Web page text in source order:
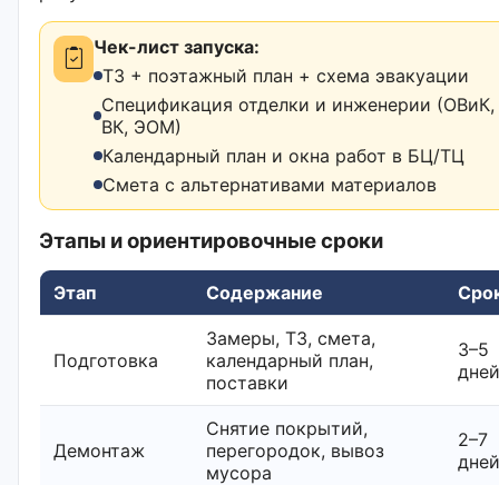
Чек-лист запуска:
ТЗ + поэтажный план + схема эвакуации
Спецификация отделки и инженерии (ОВиК,
ВК, ЭОМ)
Календарный план и окна работ в БЦ/ТЦ
Смета с альтернативами материалов
Этапы и ориентировочные сроки
Этап Содержание
Подготовка
Замеры, ТЗ, смета,
календарный план,
поставки
3–5
дней
Демонтаж
Снятие покрытий,
перегородок, вывоз
мусора
2–7
дней